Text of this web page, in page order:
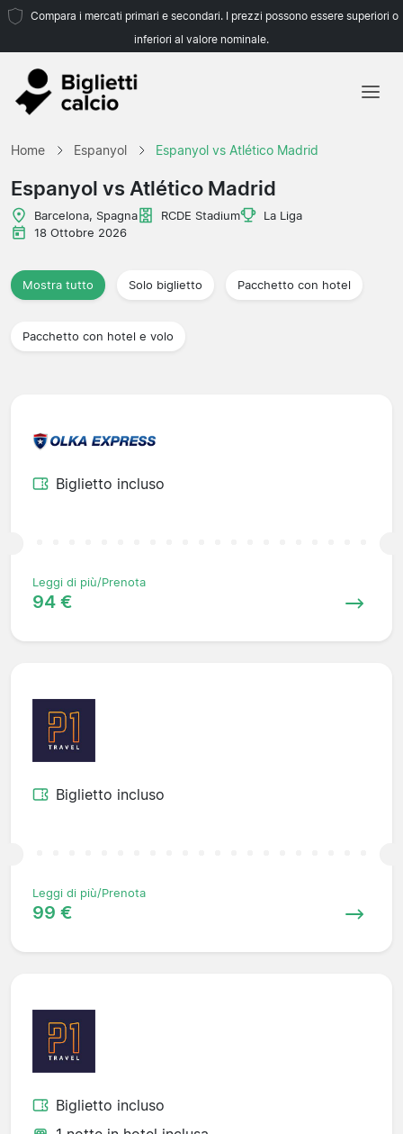
Compara i mercati primari e secondari. I prezzi possono essere superiori o
inferiori al valore nominale.
Home Espanyol Espanyol vs Atlético Madrid
Espanyol vs Atlético Madrid
Barcelona, Spagna RCDE Stadium
La Liga
18 Ottobre 2026
Mostra tutto Solo biglietto Pacchetto con hotel
Pacchetto con hotel e volo
Biglietto incluso
Leggi di più/Prenota
94 €
Biglietto incluso
Leggi di più/Prenota
99 €
Biglietto incluso